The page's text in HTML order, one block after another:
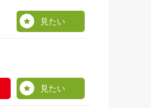
見たい
見たい